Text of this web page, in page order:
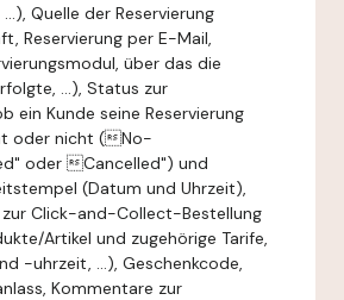
Quelle der Reservierung
Reservierung per E-Mail,
über das die
...), Status zur
ein Kunde seine Reservierung
oder nicht (No-
oder Cancelled") und
(Datum und Uhrzeit),
Click-and-Collect-Bestellung
Artikel und zugehörige Tarife,
-uhrzeit, ...), Geschenkcode,
Kommentare zur